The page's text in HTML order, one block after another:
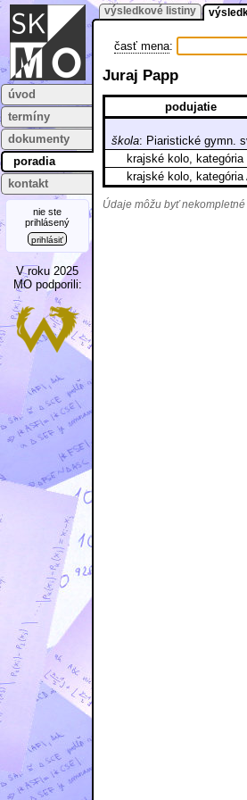
úvod
termíny
dokumenty
poradia
kontakt
nie ste
prihlásený
prihlásiť
V roku 2025
MO podporili:
výsledkové listiny
časť mena:
Juraj Papp
podujatie
škola: Piaristické gymn.
krajské kolo, kategória
krajské kolo, kategória
Údaje môžu byť